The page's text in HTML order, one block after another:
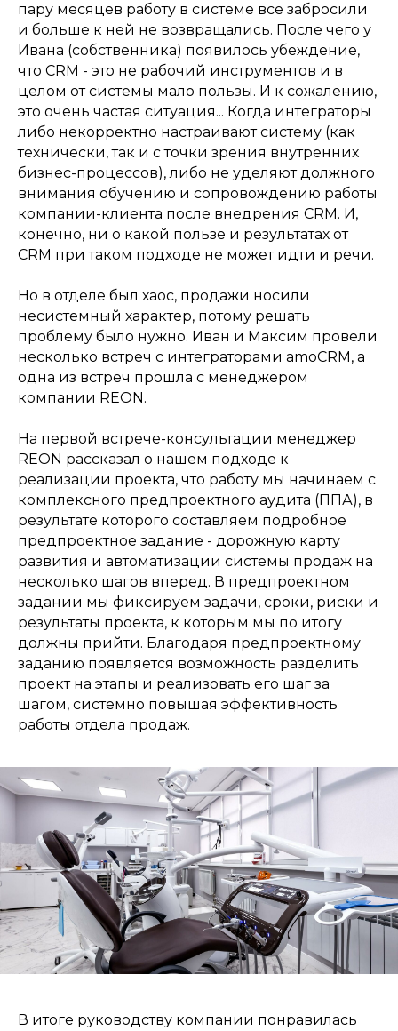
пару месяцев работу в системе все забросили
и больше к ней не возвращались. После чего у
Ивана (собственника) появилось убеждение,
что CRM - это не рабочий инструментов и в
целом от системы мало пользы. И к сожалению,
это очень частая ситуация... Когда интеграторы
либо некорректно настраивают систему (как
технически, так и с точки зрения внутренних
бизнес-процессов), либо не уделяют должного
внимания обучению и сопровождению работы
компании-клиента после внедрения CRM. И,
конечно, ни о какой пользе и результатах от
CRM при таком подходе не может идти и речи.
Но в отделе был хаос, продажи носили
несистемный характер, потому решать
проблему было нужно. Иван и Максим провели
несколько встреч с интеграторами amoCRM, а
одна из встреч прошла с менеджером
компании REON.
На первой встрече-консультации менеджер
REON рассказал о нашем подходе к
реализации проекта, что работу мы начинаем с
комплексного предпроектного аудита (ППА), в
результате которого составляем подробное
предпроектное задание - дорожную карту
развития и автоматизации системы продаж на
несколько шагов вперед. В предпроектном
задании мы фиксируем задачи, сроки, риски и
результаты проекта, к которым мы по итогу
должны прийти. Благодаря предпроектному
заданию появляется возможность разделить
проект на этапы и реализовать его шаг за
шагом, системно повышая эффективность
работы отдела продаж.
В итоге руководству компании понравилась